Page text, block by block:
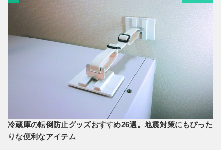
冷蔵庫の転倒防止グッズおすすめ26選。地震対策にもぴった
りな便利なアイテム